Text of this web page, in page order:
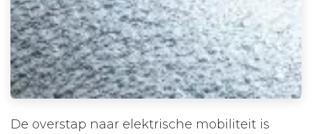
De overstap naar elektrische mobiliteit is